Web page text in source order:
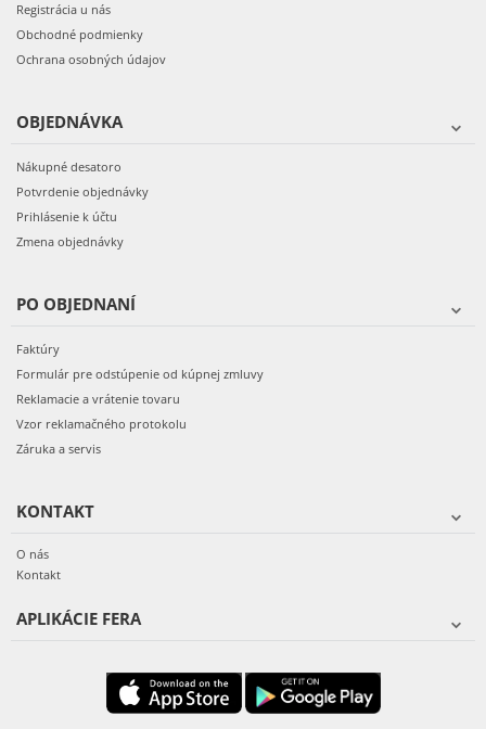
Registrácia u nás
Obchodné podmienky
Ochrana osobných údajov
OBJEDNÁVKA
Nákupné desatoro
Potvrdenie objednávky
Prihlásenie k účtu
Zmena objednávky
PO OBJEDNANÍ
Faktúry
Formulár pre odstúpenie od kúpnej zmluvy
Reklamacie a vrátenie tovaru
Vzor reklamačného protokolu
Záruka a servis
KONTAKT
O nás
Kontakt
APLIKÁCIE FERA